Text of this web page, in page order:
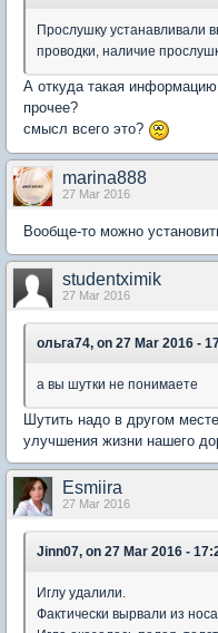
Прослушку устанавливали
проводки, наличие
А откуда такая
прочее?
смысл всего это?
marina888
27 Mar 2016
Вообще-то можно
studentximik
27 Mar 2016
ольга74, on 27 Mar 2016 -
а вы шутки не понимаете
Шутить надо в другом
улучшения жизни нашего
Esmiira
27 Mar 2016
Jinn07, on 27 Mar 2016 -
Иглу удалили.
Фактически вырвали из